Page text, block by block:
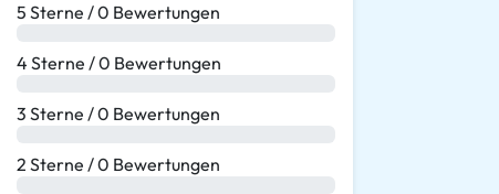
5 Sterne / 0 Bewertungen
4 Sterne / 0 Bewertungen
3 Sterne / 0 Bewertungen
2 Sterne / 0 Bewertungen